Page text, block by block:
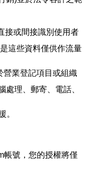
接或間接識別使用者
這些資料僅供作流量
營業登記項目或組織
理、郵寄、電話、
。
帳號，您的授權將僅